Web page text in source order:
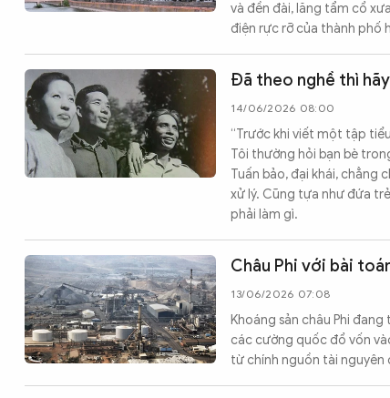
và đền đài, lăng tẩm cổ
điện rực rỡ của thành phố
Đã theo nghề thì
14/06/2026 08:00
“Trước khi viết một tập
Tôi thường hỏi bạn bè
Tuấn bảo, đại khái, chẳng
xử lý. Cũng tựa như đứa
phải làm gì.
Châu Phi với bài
13/06/2026 07:08
Khoáng sản châu Phi
các cường quốc đổ vốn
từ chính nguồn tài nguyên